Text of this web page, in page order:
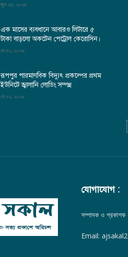
জুন ২৫, ২০২৬
এক মাসের ব্যবধানে আবারও লিটারে ৫
টাকা বাড়লো অকটেন পেট্রোল কেরোসিন।
মে ৩১, ২০২৬
রূপপুর পারমাণবিক বিদ্যুৎ প্রকল্পের প্রথম
ইউনিটে জ্বালানি লোডিং সম্পন্ন
মে ১২, ২০২৬
যোগাযোগ :
সম্পাদক ও
Email: